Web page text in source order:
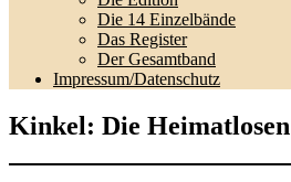
Die 14 Einzelbände
Das Register
Der Gesamtband
Impressum/Datenschutz
Kinkel: Die Heimatlosen